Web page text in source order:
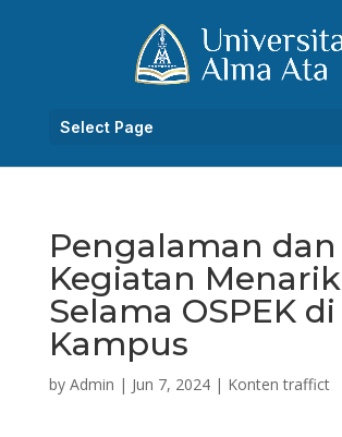
Select Page
Pengalaman dan
Kegiatan Menarik
Selama OSPEK di
Kampus
by Admin | Jun 7, 2024| Konten traffict